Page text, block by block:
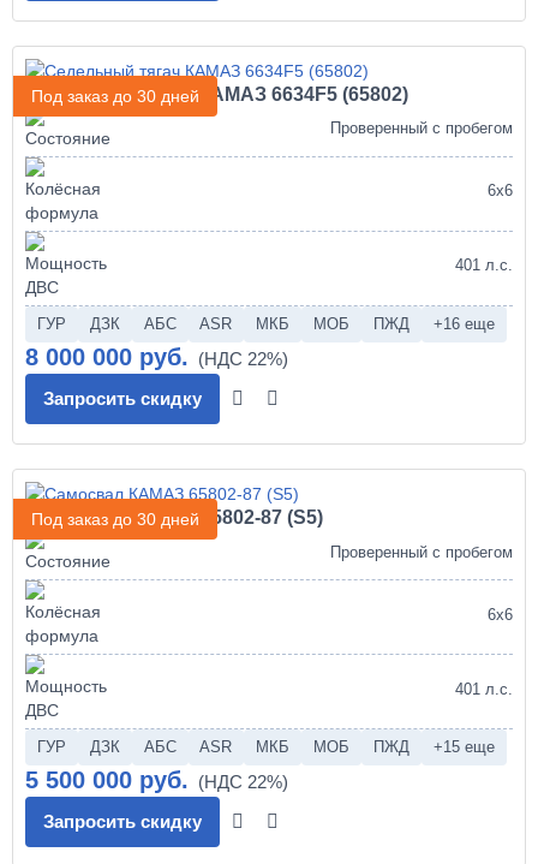
Под заказ до 30 дней
Седельный тягач КАМАЗ 6634F5 (65802)
Проверенный с пробегом
6х6
401 л.с.
ГУР ДЗК АБС ASR МКБ МОБ ПЖД +16 еще
8 000 000 руб.
Запросить скидку
Под заказ до 30 дней
Самосвал КАМАЗ 65802-87 (S5)
Проверенный с пробегом
6х6
401 л.с.
ГУР ДЗК АБС ASR МКБ МОБ ПЖД +15 еще
5 500 000 руб.
Запросить скидку